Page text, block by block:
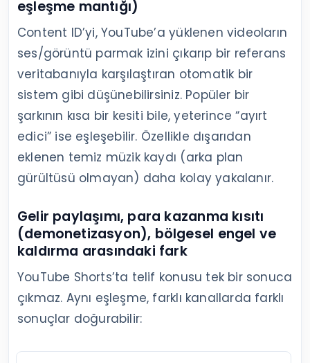
eşleşme mantığı)
Content ID’yi, YouTube’a yüklenen videoların
ses/görüntü parmak izini çıkarıp bir referans
veritabanıyla karşılaştıran otomatik bir
sistem gibi düşünebilirsiniz. Popüler bir
şarkının kısa bir kesiti bile, yeterince “ayırt
edici” ise eşleşebilir. Özellikle dışarıdan
eklenen temiz müzik kaydı (arka plan
gürültüsü olmayan) daha kolay yakalanır.
Gelir paylaşımı, para kazanma kısıtı
(demonetizasyon), bölgesel engel ve
kaldırma arasındaki fark
YouTube Shorts’ta telif konusu tek bir sonuca
çıkmaz. Aynı eşleşme, farklı kanallarda farklı
sonuçlar doğurabilir: